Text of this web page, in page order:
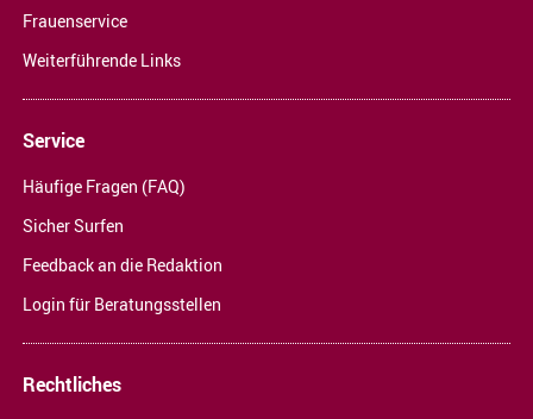
Frauenservice
Weiterführende Links
Service
Häufige Fragen (FAQ)
Sicher Surfen
Feedback an die Redaktion
Login für Beratungsstellen
Rechtliches